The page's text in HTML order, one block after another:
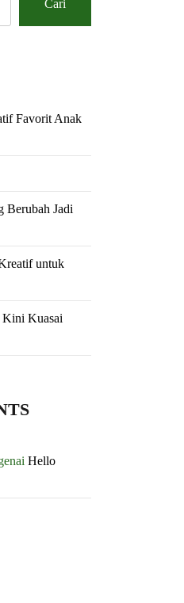
Cari
Favorit Anak
Berubah Jadi
untuk
Kini Kuasai
Hello